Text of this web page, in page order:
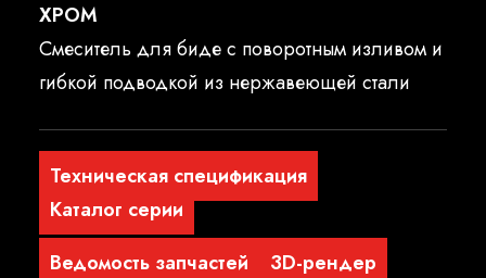
ХРОМ
Смеситель для биде с поворотным изливом и
гибкой подводкой из нержавеющей стали
Техническая спецификация
Каталог серии
Ведомость запчастей
3D-рендер